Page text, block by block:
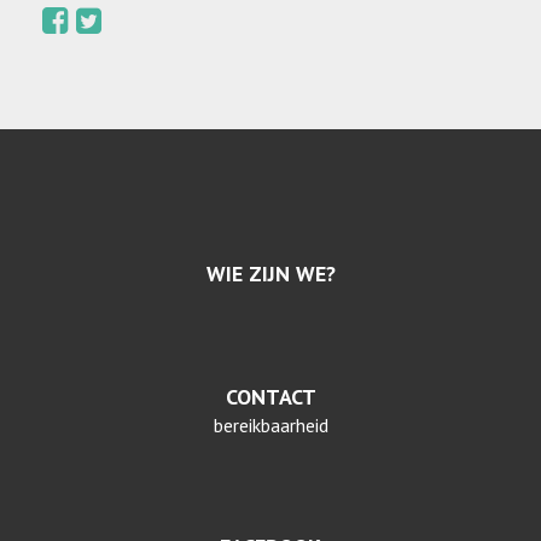
WIE ZIJN WE?
CONTACT
bereikbaarheid